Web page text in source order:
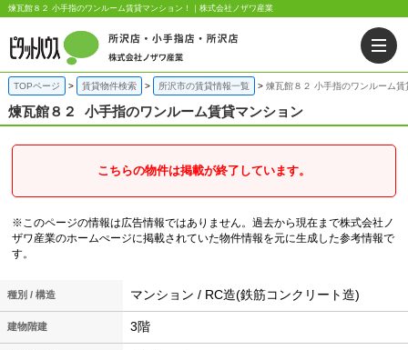
煉瓦館８２ 小手指のワンルーム賃貸マンション！｜株式会社ノザワ産業
TOPページ 賃貸物件検索 所沢市の賃貸情報一覧 煉瓦館８２ 小手指のワンルーム賃
煉瓦館８２ 小手指のワンルーム賃貸マンション
こちらの物件は掲載が終了しています。
※このページの情報は広告情報ではありません。過去から現在まで株式会社ノ
ザワ産業のホームぺージに掲載されていた物件情報を元に生成した参考情報で
す。
種別 / 構造 マンション / RC造(鉄筋コンクリート造)
建物階建 3階